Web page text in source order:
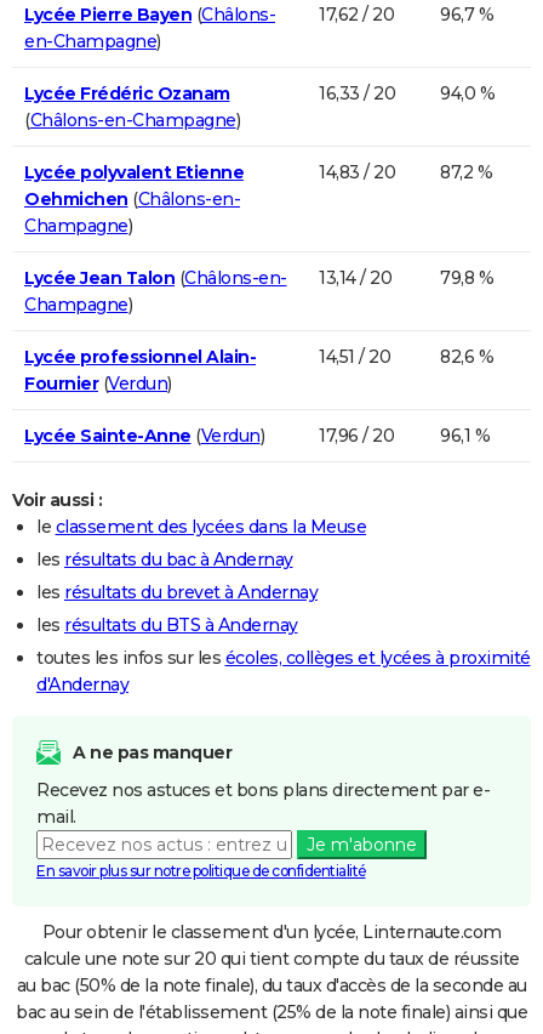
Lycée Pierre Bayen (Châlons-
en-Champagne)
17,62 / 20 96,7 %
Lycée Frédéric Ozanam
(Châlons-en-Champagne)
16,33 / 20 94,0 %
Lycée polyvalent Etienne
Oehmichen (Châlons-en-
Champagne)
14,83 / 20 87,2 %
Lycée Jean Talon (Châlons-en-
Champagne)
13,14 / 20 79,8 %
Lycée professionnel Alain-
Fournier(Verdun)
14,51 / 20 82,6 %
Lycée Sainte-Anne (Verdun) 17,96 / 20 96,1 %
Voir aussi :
le classement des lycées dans la Meuse
les résultats du bac à Andernay
les résultats du brevet à Andernay
les résultats du BTS à Andernay
toutes les infos sur les écoles, collèges et lycées à proximité
d'Andernay
A ne pas manquer
Recevez nos astuces et bons plans directement par e-
mail.
Je m'abonne
En savoir plus sur notre politique de confidentialité
Pour obtenir le classement d'un lycée, Linternaute.com
calcule une note sur 20 qui tient compte du taux de réussite
au bac (50% de la note finale), du taux d'accès de la seconde au
bac au sein de l'établissement (25% de la note finale) ainsi que